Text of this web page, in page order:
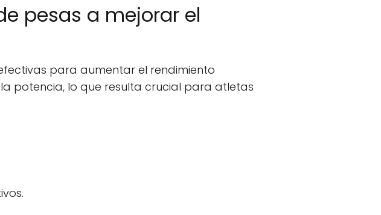
pesas a mejorar el
para aumentar el rendimiento
potencia, lo que resulta crucial para atletas